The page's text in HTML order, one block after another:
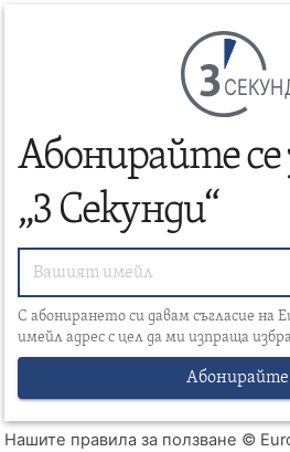
Абонирайте се
„3 Секунди“
С абонирането си давам съгласие на
имейл адрес с цел да ми изпраща
Абонирайте
Нашите правила за ползване ©